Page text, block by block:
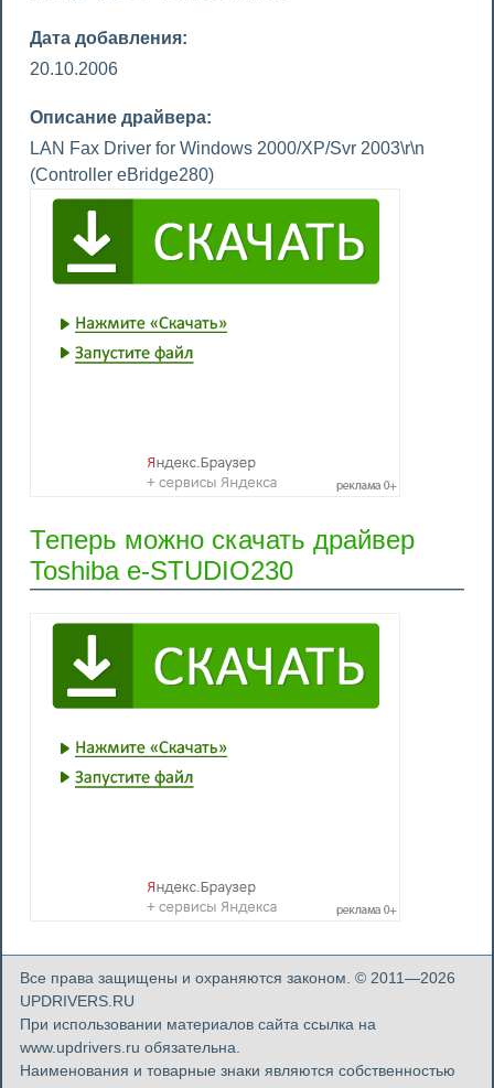
Дата добавления:
20.10.2006
Описание драйвера:
LAN Fax Driver for Windows 2000/XP/Svr 2003\r\n
(Controller eBridge280)
Теперь можно скачать драйвер
Toshiba e-STUDIO230
Все права защищены и охраняются законом. © 2011—2026
UPDRIVERS.RU
При использовании материалов сайта ссылка на
www.updrivers.ru обязательна.
Наименования и товарные знаки являются собственностью